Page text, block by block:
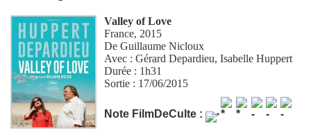
Valley of Love
France, 2015
DeGuillaume Nicloux
Avec :Gérard Depardieu,Isabelle Huppert
Durée : 1h31
Sortie : 17/06/2015
Note FilmDeCulte :